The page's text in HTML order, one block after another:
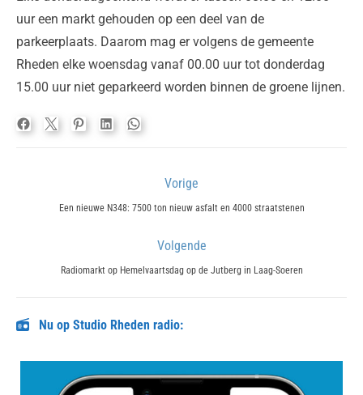
uur een markt gehouden op een deel van de
parkeerplaats. Daarom mag er volgens de gemeente
Rheden elke woensdag vanaf 00.00 uur tot donderdag
15.00 uur niet geparkeerd worden binnen de groene lijnen.
navigatie
Vorige
Previous
Een nieuwe N348: 7500 ton nieuw asfalt en 4000 straatstenen
Volgende
Next
Radiomarkt op Hemelvaartsdag op de Jutberg in Laag-Soeren
Nu op Studio Rheden radio: